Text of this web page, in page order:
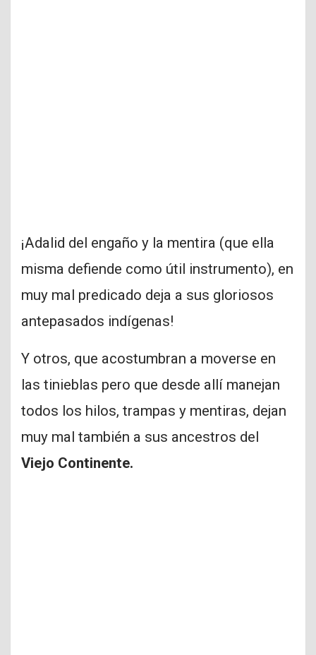
¡Adalid del engaño y la mentira (que ella
misma defiende como útil instrumento), en
muy mal predicado deja a sus gloriosos
antepasados indígenas!
Y otros, que acostumbran a moverse en
las tinieblas pero que desde allí manejan
todos los hilos, trampas y mentiras, dejan
muy mal también a sus ancestros del
Viejo Continente.